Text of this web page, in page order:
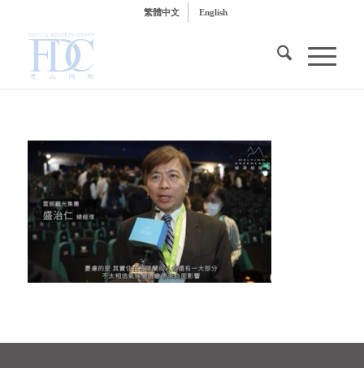
繁體中文 English